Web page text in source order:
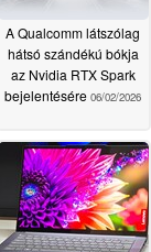
A Qualcomm látszólag
hátsó szándékú bókja
az Nvidia RTX Spark
bejelentésére 06/02/2026